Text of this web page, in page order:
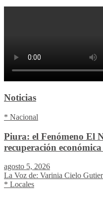
Noticias
* Nacional
Piura: el Fenómeno El
recuperación
agosto 5, 2026
La Voz de: Varinia Cielo
* Locales